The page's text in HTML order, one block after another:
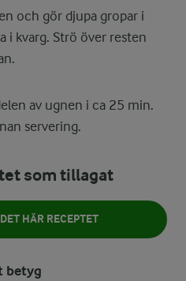
och gör djupa gropar i
i kvarg. Strö över resten
av ugnen i ca 25 min.
servering.
som tillagat
HÄR RECEPTET
betyg